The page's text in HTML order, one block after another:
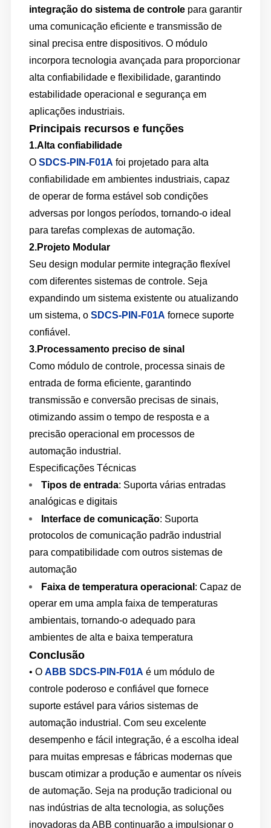
integração do sistema de controlepara garantir
uma comunicação eficiente e transmissão de
sinal precisa entre dispositivos. O módulo
incorpora tecnologia avançada para proporcionar
alta confiabilidade e flexibilidade, garantindo
estabilidade operacional e segurança em
aplicações industriais.
Principais recursos e funções
1.Alta confiabilidade
O SDCS-PIN-F01A foi projetado para alta
confiabilidade em ambientes industriais, capaz
de operar de forma estável sob condições
adversas por longos períodos, tornando-o ideal
para tarefas complexas de automação.
2.Projeto Modular
Seu design modular permite integração flexível
com diferentes sistemas de controle. Seja
expandindo um sistema existente ou atualizando
um sistema, o SDCS-PIN-F01A fornece suporte
confiável.
3.Processamento preciso de sinal
Como módulo de controle, processa sinais de
entrada de forma eficiente, garantindo
transmissão e conversão precisas de sinais,
otimizando assim o tempo de resposta e a
precisão operacional em processos de
automação industrial.
Especificações Técnicas
Tipos de entrada: Suporta várias entradas
analógicas e digitais
Interface de comunicação: Suporta
protocolos de comunicação padrão industrial
para compatibilidade com outros sistemas de
automação
Faixa de temperatura operacional : Capaz de
operar em uma ampla faixa de temperaturas
ambientais, tornando-o adequado para
ambientes de alta e baixa temperatura
Conclusão
• O ABB SDCS-PIN-F01A é um módulo de
controle poderoso e confiável que fornece
suporte estável para vários sistemas de
automação industrial. Com seu excelente
desempenho e fácil integração, é a escolha ideal
para muitas empresas e fábricas modernas que
buscam otimizar a produção e aumentar os níveis
de automação. Seja na produção tradicional ou
nas indústrias de alta tecnologia, as soluções
inovadoras da ABB continuarão a impulsionar o